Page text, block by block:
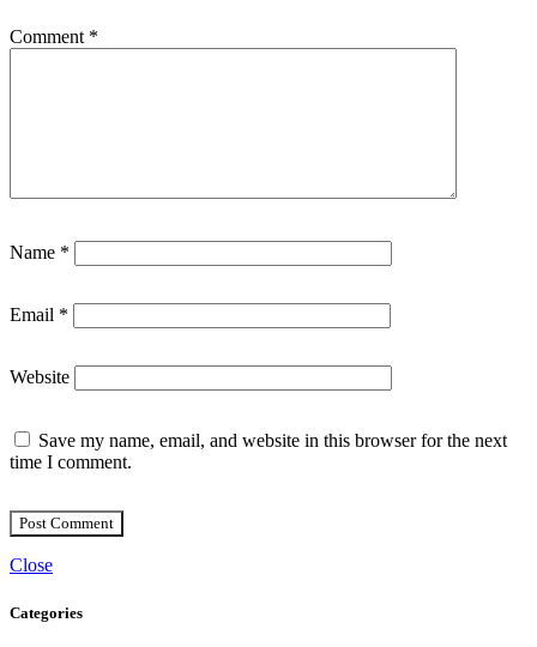
Comment *
Name *
Email *
Website
Save my name, email, and website in this browser for the next
time I comment.
Close
Categories